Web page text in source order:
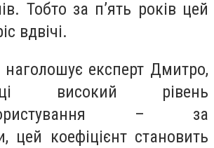
Тобто за п’ять років цей
вдвічі.
експерт Дмитро,
високий рівень
– за
цей коефіцієнт становить